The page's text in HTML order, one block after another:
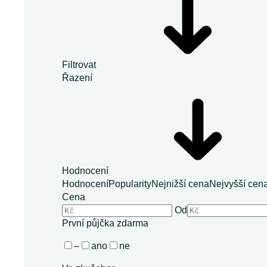
Filtrovat
Řazení
Hodnocení
HodnoceníPopularityNejnižší cenaNejvyšší
Cena
Od
První půjčka zdarma
– ano ne